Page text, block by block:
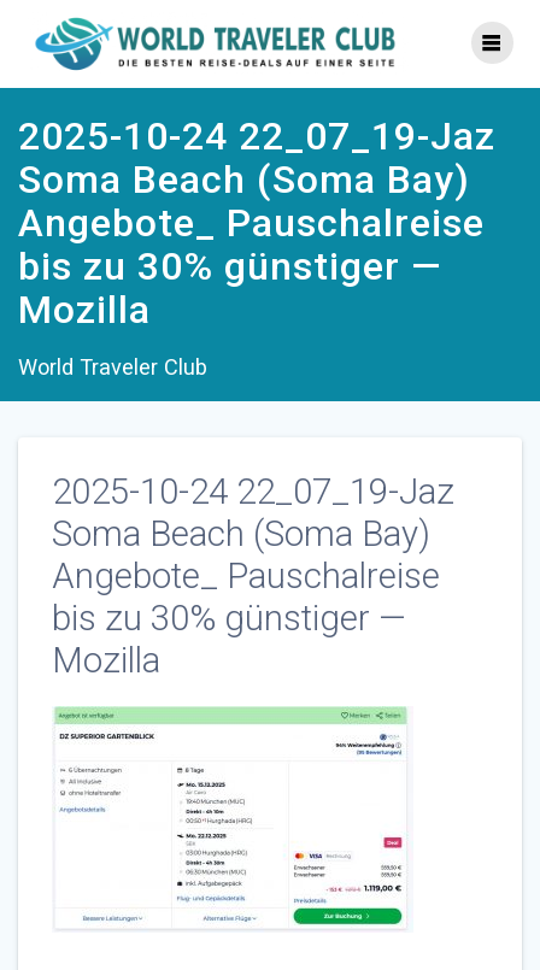
Inhalt
springen
2025-10-24 22_07_19-Jaz
Soma Beach (Soma Bay)
Angebote_ Pauschalreise
bis zu 30% günstiger —
Mozilla
World Traveler Club
2025-10-24 22_07_19-Jaz
Soma Beach (Soma Bay)
Angebote_ Pauschalreise
bis zu 30% günstiger —
Mozilla